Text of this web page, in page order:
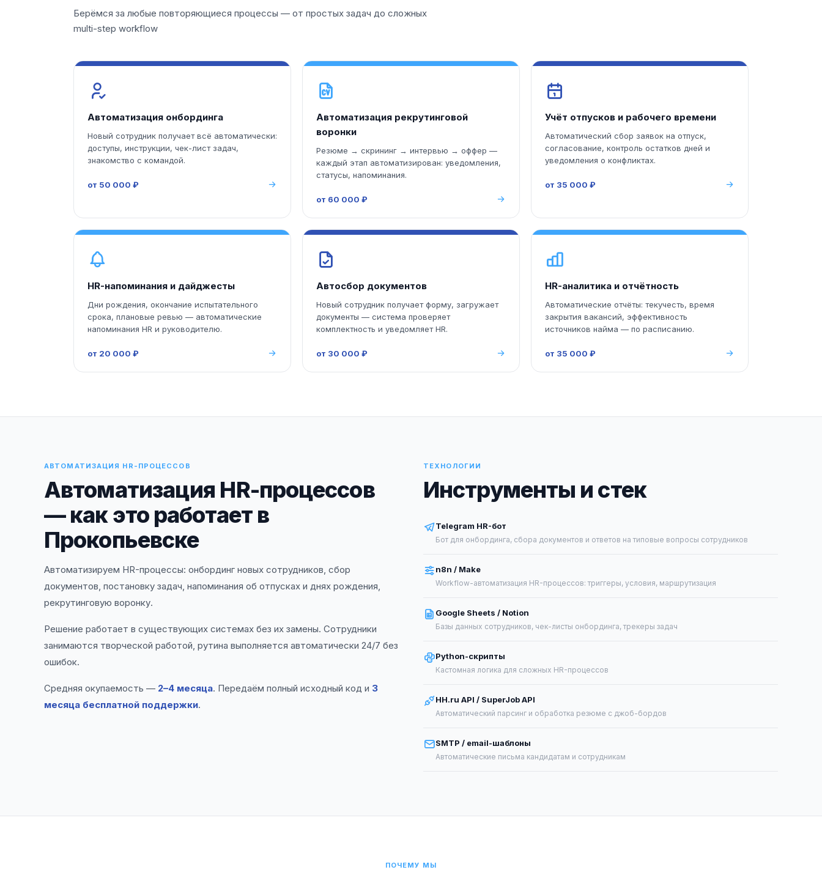
Берёмся за любые повторяющиеся процессы — от простых задач до сложных
multi-step workflow
Автоматизация онбординга
Новый сотрудник получает всё автоматически:
доступы, инструкции, чек-лист задач,
знакомство с командой.
от 50 000 ₽
Автоматизация рекрутинговой
воронки
Резюме → скрининг → интервью → оффер —
каждый этап автоматизирован: уведомления,
статусы, напоминания.
от 60 000 ₽
Учёт отпусков и рабочего времени
Автоматический сбор заявок на отпуск,
согласование, контроль остатков дней и
уведомления о конфликтах.
от 35 000 ₽
HR-напоминания и дайджесты
Дни рождения, окончание испытательного
срока, плановые ревью — автоматические
напоминания HR и руководителю.
от 20 000 ₽
Автосбор документов
Новый сотрудник получает форму, загружает
документы — система проверяет
комплектность и уведомляет HR.
от 30 000 ₽
HR-аналитика и отчётность
Автоматические отчёты: текучесть, время
закрытия вакансий, эффективность
источников найма — по расписанию.
от 35 000 ₽
АВТОМАТИЗАЦИЯ HR-ПРОЦЕССОВ
Автоматизация HR-процессов
— как это работает в
Прокопьевске
Автоматизируем HR-процессы: онбординг новых сотрудников, сбор
документов, постановку задач, напоминания об отпусках и днях рождения,
рекрутинговую воронку.
Решение работает в существующих системах без их замены. Сотрудники
занимаются творческой работой, рутина выполняется автоматически 24/7 без
ошибок.
Средняя окупаемость — 2–4 месяца. Передаём полный исходный код и 3
месяца бесплатной поддержки.
ТЕХНОЛОГИИ
Инструменты и стек
Telegram HR-бот
Бот для онбординга, сбора документов и ответов на типовые вопросы сотрудников
n8n / Make
Workflow-автоматизация HR-процессов: триггеры, условия, маршрутизация
Google Sheets / Notion
Базы данных сотрудников, чек-листы онбординга, трекеры задач
Python-скрипты
Кастомная логика для сложных HR-процессов
HH.ru API / SuperJob API
Автоматический парсинг и обработка резюме с джоб-бордов
SMTP / email-шаблоны
Автоматические письма кандидатам и сотрудникам
ПОЧЕМУ МЫ